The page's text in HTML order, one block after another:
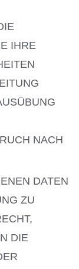
IHRE
NACH
DATEN
ZU
DIE